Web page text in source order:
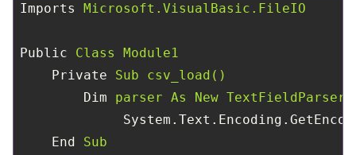
Imports Microsoft.VisualBasic.FileIO
Public
Class Module1
Private
Sub csv_load()
Dim
parser As New
End
Sub